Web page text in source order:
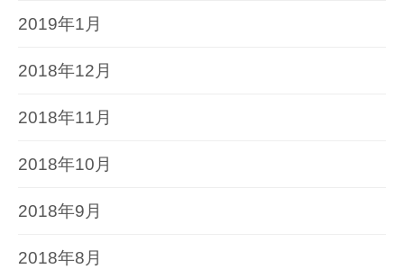
2019年1月
2018年12月
2018年11月
2018年10月
2018年9月
2018年8月